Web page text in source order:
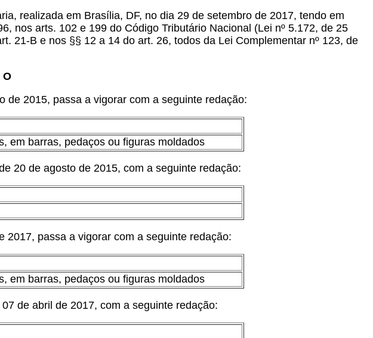
realizada em Brasília, DF, no dia 29 de setembro de 2017, tendo em
nos arts. 102 e 199 do Código Tributário Nacional (Lei nº 5.172, de 25
21-B e nos §§ 12 a 14 do art. 26, todos da Lei Complementar nº 123, de
O
de 2015, passa a vigorar com a seguinte redação:
em barras, pedaços ou figuras moldados
20 de agosto de 2015, com a seguinte redação:
2017, passa a vigorar com a seguinte redação:
em barras, pedaços ou figuras moldados
07 de abril de 2017, com a seguinte redação: